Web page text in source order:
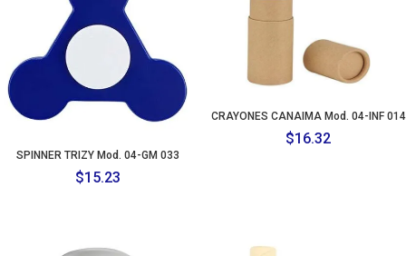
SPINNER TRIZY Mod. 04-GM 033
$15.23
CRAYONES CANAIMA Mod. 04-INF 014
$16.32